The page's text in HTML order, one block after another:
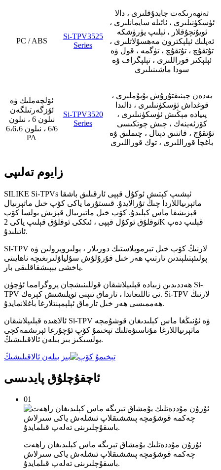
PC / ABS
Si-TPV3525
Series
تەنھەرىكەت جابدۇقلىرى ، دالا
ئۈسكۈنىلىرى ، ئائىلە سايمانلىرى ،
ئويۇنچۇقلار ، ئېلىپ يۈرۈشكە
ئەپلىك ئېلېكترون مەھسۇلاتلىرى ،
تۇتقۇچ ، تۇتقۇچ ، تۈگمە ، قول ۋە
ئېلېكتر قوراللىرى ، تېلېگراف ۋە
سودا ماشىنىلىرى
ئۆلچەملىك ۋە
ئۆزگەرتىلگەن
نىلون 6 ، نىلون
6/6 ، نىلون 6،6،6
PA
Si-TPV3520
Series
بەدەن چېنىقتۇرۇش بۇيۇملىرى ،
قوغداش ئۈسكۈنىلىرى ، دالىدا
پىيادە مېڭىش ئۈسكۈنىلىرى ،
كۆزئەينەك ، چىش چوتكىسى
تۇتقۇچ ، قاتتىق دېتال ، چىملىق ۋە
باغچا قوراللىرى ، توك قوراللىرى
زايوم تەلىپى
SILIKE Si-TPVs ئېشىپ كېتىش ئوكۇل قېپى ئارقىلىق باشقا
ماتېرىياللاردا چىڭ تۇرالايدۇ. قىستۇرما ياكى كۆپ خىل ماتېرىيال
قېزىشقا ماس كېلىدۇ. كۆپ خىل ماتېرىيال قېزىش بولسا كۆپ
ئوقلۇق ئوكۇل قېپى ، ئىككى ئوقلۇق قېلىپ ياكى 2K قېلىپ دەپ
ئاتىلىدۇ.
SI-TPV لارنىڭ كۆپ خىل تېرموپلاستىك دورىلار ، پولىروپرولىن ۋە
پولىئېتىلېندىن تارتىپ ھەر خىل قۇرۇلۇش سۇلياۋلىرىغىچە ناھايىتى
ياخشى يېپىشقاقلىقى بار.
ھەددىدىن زىيادە قېلىپلاشقان قوللىنىشچان پروگرامما ئۈچۈن Si-
TPV نى تاللىغاندا ، تارماق تىپنى ئويلىشىش كېرەك. Si-TPV لارنىڭ
ھەممىسى ھەر خىل تارماق ئېلېمېنتلارغا باغلانمايدۇ.
ئالاھىدە قېلىپلاشقان Si-TPV ۋە ئۇنىڭغا ماس كېلىدىغان قوشۇمچە
ماتېرىياللارغا مۇناسىۋەتلىك تېخىمۇ كۆپ ئۇچۇرغا ئېرىشمەكچى
بولسىڭىز بىز بىلەن ئالاقىلىشىڭ.
بىز بىلەن ئالاقىلىشىڭ
ئاچقۇچلۇق پايدىسى
01
ئۇزۇن مۇددەتلىك يۇمشاق تېرىگە ماس كېلىدىغان راھەت
چەكمە قوشۇمچە پىششىقلاپ ئىشلەش ياكى سىرلاش
باسقۇچلىرىنى تەلەپ قىلمايدۇ.